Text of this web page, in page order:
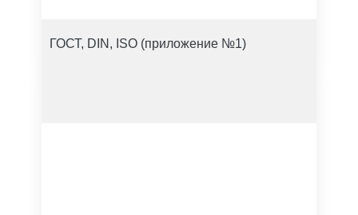
ГОСТ, DIN, ISO (приложение №1)